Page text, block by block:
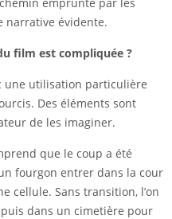
narrative évidente.
film est compliquée ?
une utilisation particulière
Des éléments sont
de les imaginer.
que le coup a été
fourgon entrer dans la cour
cellule. Sans transition, l’on
dans un cimetière pour